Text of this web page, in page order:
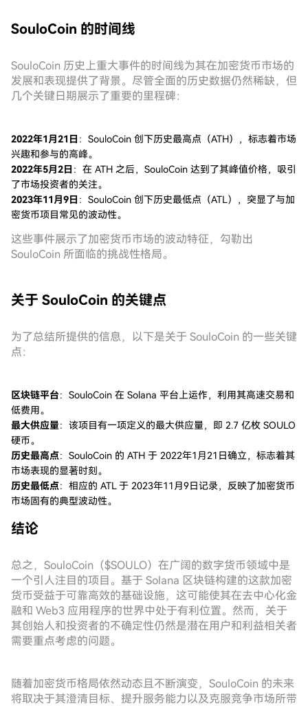
SouloCoin 的时间线
SouloCoin 历史上重大事件的时间线为其在加密货币市场的
发展和表现提供了背景。尽管全面的历史数据仍然稀缺，但
几个关键日期展示了重要的里程碑：
2022年1月21日 ：SouloCoin 创下历史最高点（ATH），标志着市场
兴趣和参与的高峰。
2022年5月2日 ：在 ATH 之后，SouloCoin 达到了其峰值价格，吸引
了市场投资者的关注。
2023年11月9日 ：SouloCoin 创下历史最低点（ATL），突显了与加
密货币项目常见的波动性。
这些事件展示了加密货币市场的波动特征，勾勒出
SouloCoin 所面临的挑战性格局。
关于 SouloCoin 的关键点
为了总结所提供的信息，以下是关于 SouloCoin 的一些关键
点：
区块链平台：SouloCoin 在 Solana 平台上运作，利用其高速交易和
低费用。
最大供应量：该项目有一项定义的最大供应量，即 2.7 亿枚 SOULO
硬币。
历史最高点：SouloCoin 的 ATH 于 2022年1月21日确立，标志着其
市场表现的显著时刻。
历史最低点：相应的 ATL 于 2023年11月9日记录，反映了加密货币
市场固有的典型波动性。
结论
总之，SouloCoin（$SOULO）在广阔的数字货币领域中是
一个引人注目的项目。基于 Solana 区块链构建的这款加密
货币受益于可靠高效的基础设施，这可能使其在去中心化金
融和 Web3 应用程序的世界中处于有利位置。然而，关于
其创始人和投资者的不确定性仍然是潜在用户和利益相关者
需要重点考虑的问题。
随着加密货币格局依然动态且不断演变，SouloCoin 的未来
将取决于其澄清目标、提升服务能力以及克服竞争市场所带